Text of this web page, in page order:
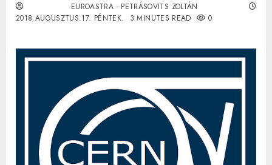
EUROASTRA - PETRÁSOVITS ZOLTÁN
2018.AUGUSZTUS.17. PÉNTEK.
3 MINUTES READ 0